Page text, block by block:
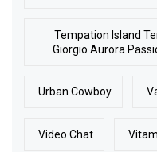
Tempation Island
Giorgio Aurora
Urban Cowboy
Video Chat